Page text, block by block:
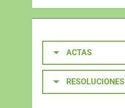
ACTAS
RESOLUCIONES